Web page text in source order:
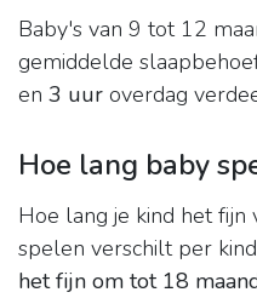
Baby's van 9 tot 12
gemiddelde
en 3 uur overdag
Hoe lang baby
Hoe lang je kind het fijn
spelen verschilt per
het fijn om tot 18